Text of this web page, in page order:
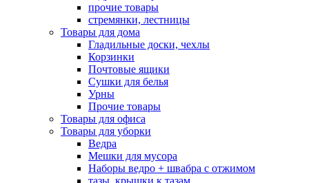
прочие товары
стремянки, лестницы
Товары для дома
Гладильные доски, чехлы
Корзинки
Почтовые ящики
Сушки для белья
Урны
Прочие товары
Товары для офиса
Товары для уборки
Ведра
Мешки для мусора
Наборы ведро + швабра с отжимом
тазы, крышки к тазам